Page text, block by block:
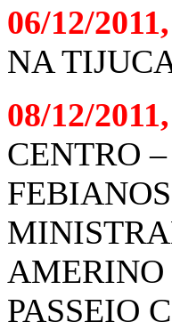
06/12/
NA
08/12/
CENTRO
AMERINO
PASSEIO